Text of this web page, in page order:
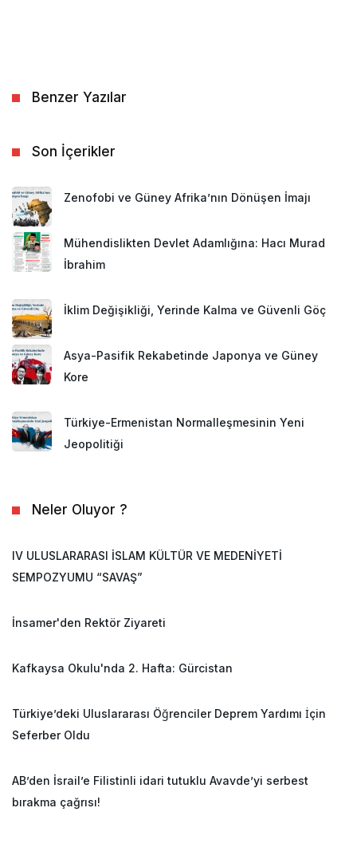
Benzer Yazılar
Son İçerikler
Zenofobi ve Güney Afrika’nın Dönüşen İmajı
Mühendislikten Devlet Adamlığına: Hacı Murad
İbrahim
İklim Değişikliği, Yerinde Kalma ve Güvenli Göç
Asya-Pasifik Rekabetinde Japonya ve Güney
Kore
Türkiye-Ermenistan Normalleşmesinin Yeni
Jeopolitiği
Neler Oluyor ?
IV ULUSLARARASI İSLAM KÜLTÜR VE MEDENİYETİ
SEMPOZYUMU “SAVAŞ”
İnsamer'den Rektör Ziyareti
Kafkaysa Okulu'nda 2. Hafta: Gürcistan
Türkiye’deki Uluslararası Öğrenciler Deprem Yardımı İçin
Seferber Oldu
AB’den İsrail’e Filistinli idari tutuklu Avavde’yi serbest
bırakma çağrısı!